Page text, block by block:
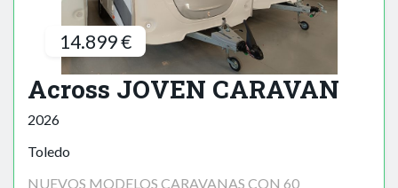
14.899 €
Across JOVEN CARAVAN
2026
Toledo
NUEVOS MODELOS CARAVANAS CON 60